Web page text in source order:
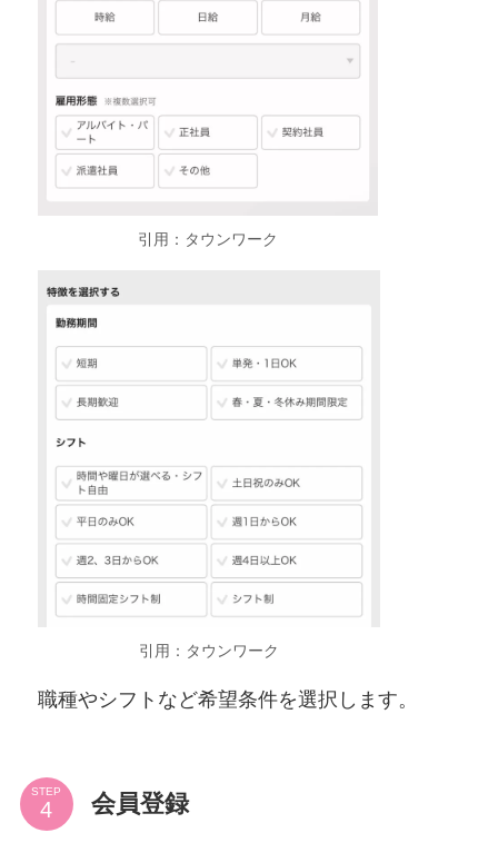
引用：タウンワーク
引用：タウンワーク
職種やシフトなど希望条件を選択します。
STEP 会員登録